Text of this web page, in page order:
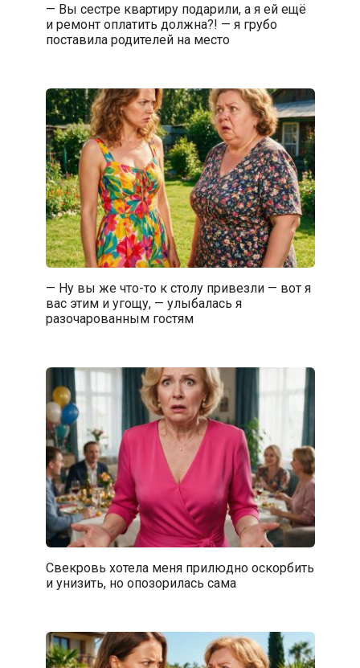
— Вы сестре квартиру подарили, а я ей ещё
и ремонт оплатить должна?! — я грубо
поставила родителей на место
— Ну вы же что-то к столу привезли — вот я
вас этим и угощу, — улыбалась я
разочарованным гостям
Свекровь хотела меня прилюдно оскорбить
и унизить, но опозорилась сама